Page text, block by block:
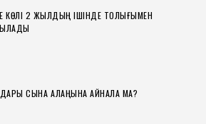
КӨЛІ 2 ЖЫЛДЫҢ ІШІНДЕ ТОЛЫҒЫМЕН
СЫНАҚ АЛАҢЫНА АЙНАЛА МА?